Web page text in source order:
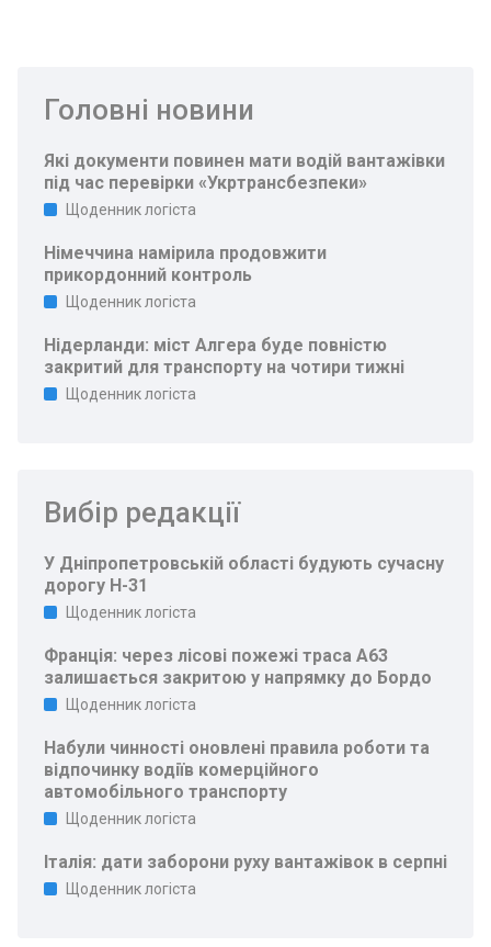
Головні новини
Які документи повинен мати водій вантажівки
під час перевірки «Укртрансбезпеки»
Щоденник логіста
Німеччина намірила продовжити
прикордонний контроль
Щоденник логіста
Нідерланди: міст Алгера буде повністю
закритий для транспорту на чотири тижні
Щоденник логіста
Вибір редакції
У Дніпропетровській області будують сучасну
дорогу Н-31
Щоденник логіста
Франція: через лісові пожежі траса A63
залишається закритою у напрямку до Бордо
Щоденник логіста
Набули чинності оновлені правила роботи та
відпочинку водіїв комерційного
автомобільного транспорту
Щоденник логіста
Італія: дати заборони руху вантажівок в серпні
Щоденник логіста